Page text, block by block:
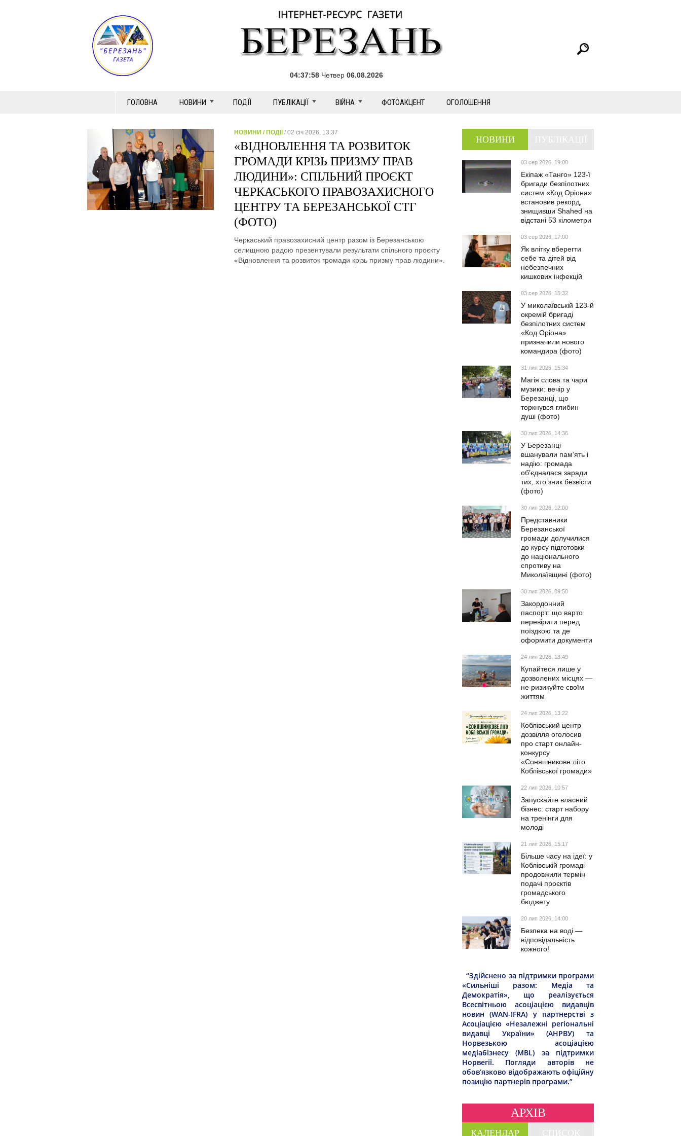
04:37:58 Четвер 06.08.2026
ГОЛОВНА НОВИНИ ПОДІЇ ПУБЛІКАЦІЇ ВІЙНА ФОТОАКЦЕНТ ОГОЛОШЕННЯ
НОВИНИ / ПОДІЇ / 02 січ 2026, 13:37
«ВІДНОВЛЕННЯ ТА РОЗВИТОК
ГРОМАДИ КРІЗЬ ПРИЗМУ ПРАВ
ЛЮДИНИ»: СПІЛЬНИЙ ПРОЄКТ
ЧЕРКАСЬКОГО ПРАВОЗАХИСНОГО
ЦЕНТРУ ТА БЕРЕЗАНСЬКОЇ СТГ
(ФОТО)
Черкаський правозахисний центр разом із Березанською
селищною радою презентували результати спільного проєкту
«Відновлення та розвиток громади крізь призму прав людини».
НОВИНИ
03 сер 2026, 19:00
Екіпаж «Танго» 123-ї
бригади безпілотних
систем «Код Оріона»
встановив рекорд,
знищивши Shahed на
відстані 53 кілометри
03 сер 2026, 17:00
Як влітку вберегти
себе та дітей від
небезпечних
кишкових інфекцій
03 сер 2026, 15:32
У миколаївській 123-й
окремій бригаді
безпілотних систем
«Код Оріона»
призначили нового
командира (фото)
31 лип 2026, 15:34
Магія слова та чари
музики: вечір у
Березанці, що
торкнувся глибин
душі (фото)
30 лип 2026, 14:36
У Березанці
вшанували пам’ять і
надію: громада
об’єдналася заради
тих, хто зник безвісти
(фото)
30 лип 2026, 12:00
Представники
Березанської
громади долучилися
до курсу підготовки
до національного
спротиву на
Миколаївщині (фото)
30 лип 2026, 09:50
Закордонний
паспорт: що варто
перевірити перед
поїздкою та де
оформити документи
24 лип 2026, 13:49
Купайтеся лише у
дозволених місцях —
не ризикуйте своїм
життям
24 лип 2026, 13:22
Коблівський центр
дозвілля оголосив
про старт онлайн-
конкурсу
«Соняшникове літо
Коблівської громади»
22 лип 2026, 10:57
Запускайте власний
бізнес: старт набору
на тренінги для
молоді
21 лип 2026, 15:17
Більше часу на ідеї: у
Коблівській громаді
продовжили термін
подачі проєктів
громадського
бюджету
20 лип 2026, 14:00
Безпека на воді —
відповідальність
кожного!
“Здійснено за підтримки програми
«Сильніші разом: Медіа та
Демократія», що реалізується
Всесвітньою асоціацією видавців
новин (WAN-IFRA) у партнерстві з
Асоціацією «Незалежні регіональні
видавці України» (АНРВУ) та
Норвезькою асоціацією
медіабізнесу (MBL) за підтримки
Норвегії. Погляди авторів не
обов’язково відображають офіційну
позицію партнерів програми.”
АРХІВ
КАЛЕНДАР